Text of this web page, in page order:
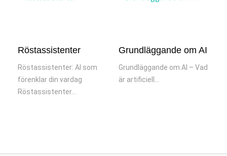
Röstassistenter
Röstassistenter: AI som
förenklar din vardag
Röstassistenter...
Grundläggande om AI
Grundläggande om AI – Vad
är artificiell...